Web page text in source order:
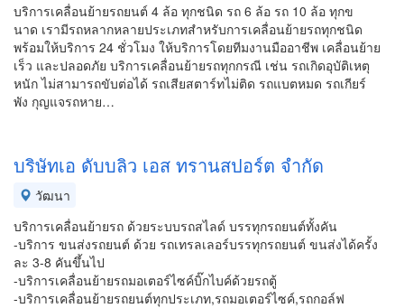
บริการเคลื่อนย้ายรถยนต์ 4 ล้อ ทุกชนิด รถ 6 ล้อ รถ 10 ล้อ ทุกข
นาด เรามีรถหลากหลายประเภทสำหรับการเคลื่อนย้ายรถทุกชนิด
พร้อมให้บริการ 24 ชั่วโมง ให้บริการโดยทีมงานมืออาชีพ เคลื่อนย้าย
เร็ว และปลอดภัย บริการเคลื่อนย้ายรถทุกกรณี เช่น รถเกิดอุบัติเหตุ
หนัก ไม่สามารถขับต่อได้ รถเสียสตาร์ทไม่ติด รถแบตหมด รถเกียร์
พัง กุญแจรถหาย…
บริษัทเอ ดับบลิว เอส ทรานสปอร์ต จำกัด
วัฒนา
บริการเคลื่อนย้ายรถ ด้วยระบบรถสไลด์ บรรทุกรถยนต์ทั้งคัน
-บริการ ขนส่งรถยนต์ ด้วย รถเทรลเลอร์บรรทุกรถยนต์ ขนส่งได้ครั้ง
ละ 3-8 คันขึ้นไป
-บริการเคลื่อนย้ายรถมอเตอร์ไซค์บิ๊กไบค์ด้วยรถตู้
-บริการเคลื่อนย้ายรถยนต์ทุกประเภท,รถมอเตอร์ไซค์,รถกอล์ฟ